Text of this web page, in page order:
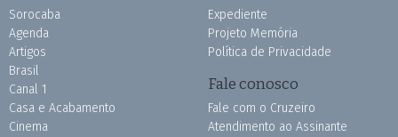
Sorocaba
Agenda
Artigos
Brasil
Canal 1
Casa e Acabamento
Cinema
Expediente
Projeto Memória
Política de Privacidade
Fale conosco
Fale com o Cruzeiro
Atendimento ao Assinante